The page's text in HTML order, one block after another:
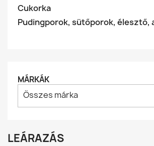
Cukorka
Pudingporok, sütőporok, élesztő,
MÁRKÁK
Összes márka
LEÁRAZÁS